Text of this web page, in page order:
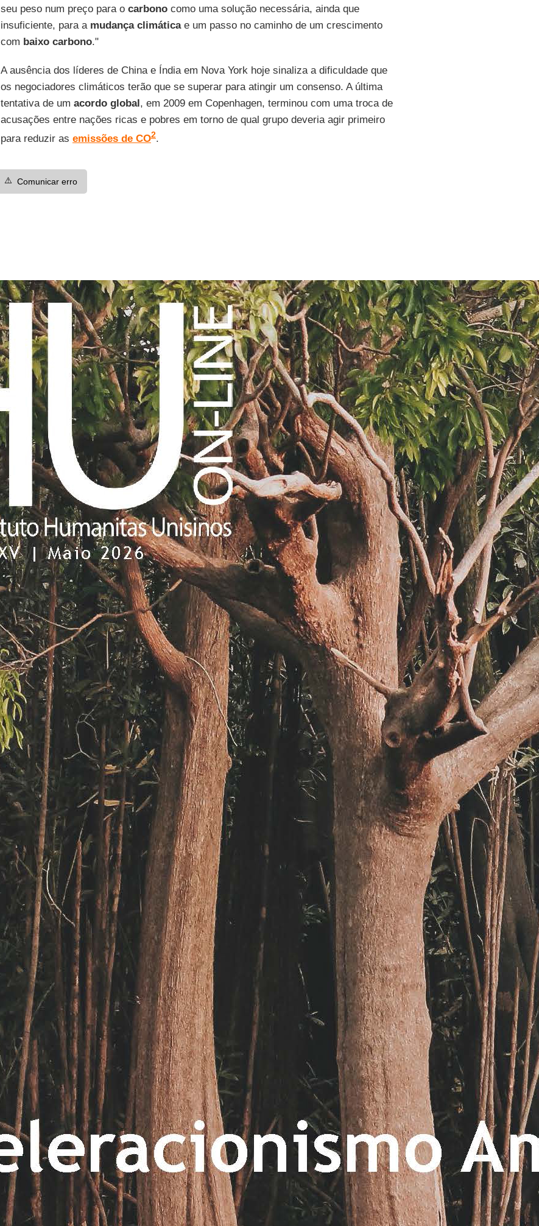
seu peso num preço para o carbonocomo uma solução necessária, ainda que
insuficiente, para a mudança climáticae um passo no caminho de um crescimento
com baixo carbono."
A ausência dos líderes de China e Índia em Nova York hoje sinaliza a dificuldade que
os negociadores climáticos terão que se superar para atingir um consenso. A última
tentativa de um acordo global, em 2009 em Copenhagen, terminou com uma troca de
acusações entre nações ricas e pobres em torno de qual grupo deveria agir primeiro
para reduzir as emissões de CO2.
⚠️ Comunicar erro